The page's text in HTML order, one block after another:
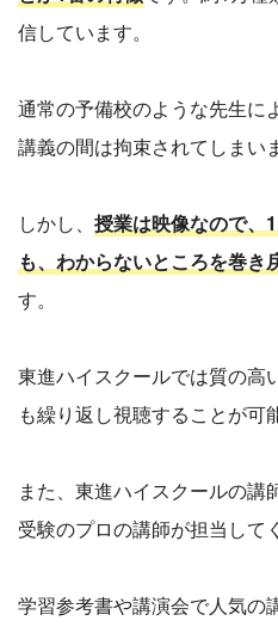
信しています。
通常の予備校のような先生に
講義の間は拘束されてしまい
しかし、 授業は映像なので、
も、わからないところを巻き
す。
東進ハイスクールでは質の高
も繰り返し視聴することが可
また、東進ハイスクールの講
受験のプロの講師が担当して
学習参考書や講演会で人気の